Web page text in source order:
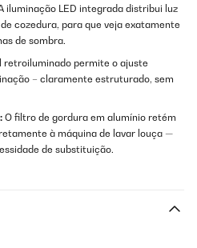
iluminação LED integrada distribui luz
cozedura, para que veja exatamente
de sombra.
retroiluminado permite o ajuste
– claramente estruturado, sem
O filtro de gordura em alumínio retém
à máquina de lavar louça —
de substituição.